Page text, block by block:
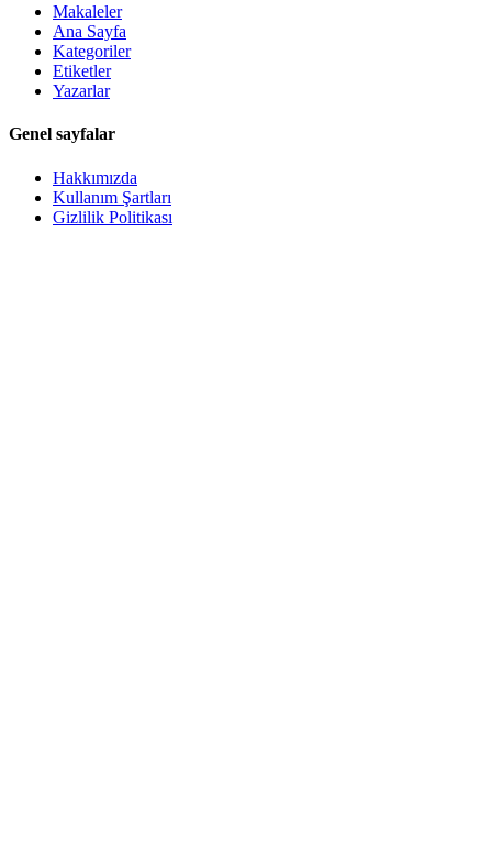
Makaleler
Ana Sayfa
Kategoriler
Etiketler
Yazarlar
Genel sayfalar
Hakkımızda
Kullanım Şartları
Gizlilik Politikası